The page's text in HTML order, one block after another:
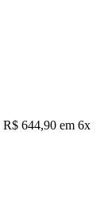
R$ 644,90 em 6x